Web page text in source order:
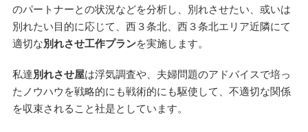
のパートナーとの状況などを分析し、別れさせたい、或いは
別れたい目的に応じて、西３条北、西３条北エリア近隣にて
適切な別れさせ工作プランを実施します。
私達別れさせ屋は浮気調査や、夫婦問題のアドバイスで培っ
たノウハウを戦略的にも戦術的にも駆使して、不適切な関係
を収束されること社是としています。